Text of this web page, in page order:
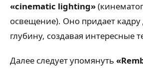
«cinematic lighting»
освещение). Оно придает
глубину, создавая интересные
Далее следует упомянуть